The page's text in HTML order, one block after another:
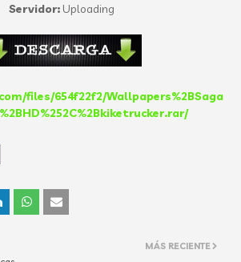
Servidor: Uploading
files/654f22f2/Wallpapers%2BSaga
MÁS RECIENTE